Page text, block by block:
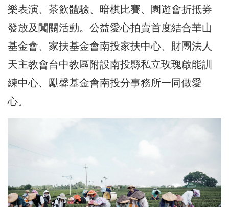
樂表演、茶飲體驗、暗棋比賽、園遊會折抵券
發放及闖關活動。公益愛心拍賣首度結合華山
基金會、家扶基金會南投家扶中心、財團法人
天主教會台中教區附設南投縣私立玫瑰啟能訓
練中心、勵馨基金會南投分事務所一同做愛
心。